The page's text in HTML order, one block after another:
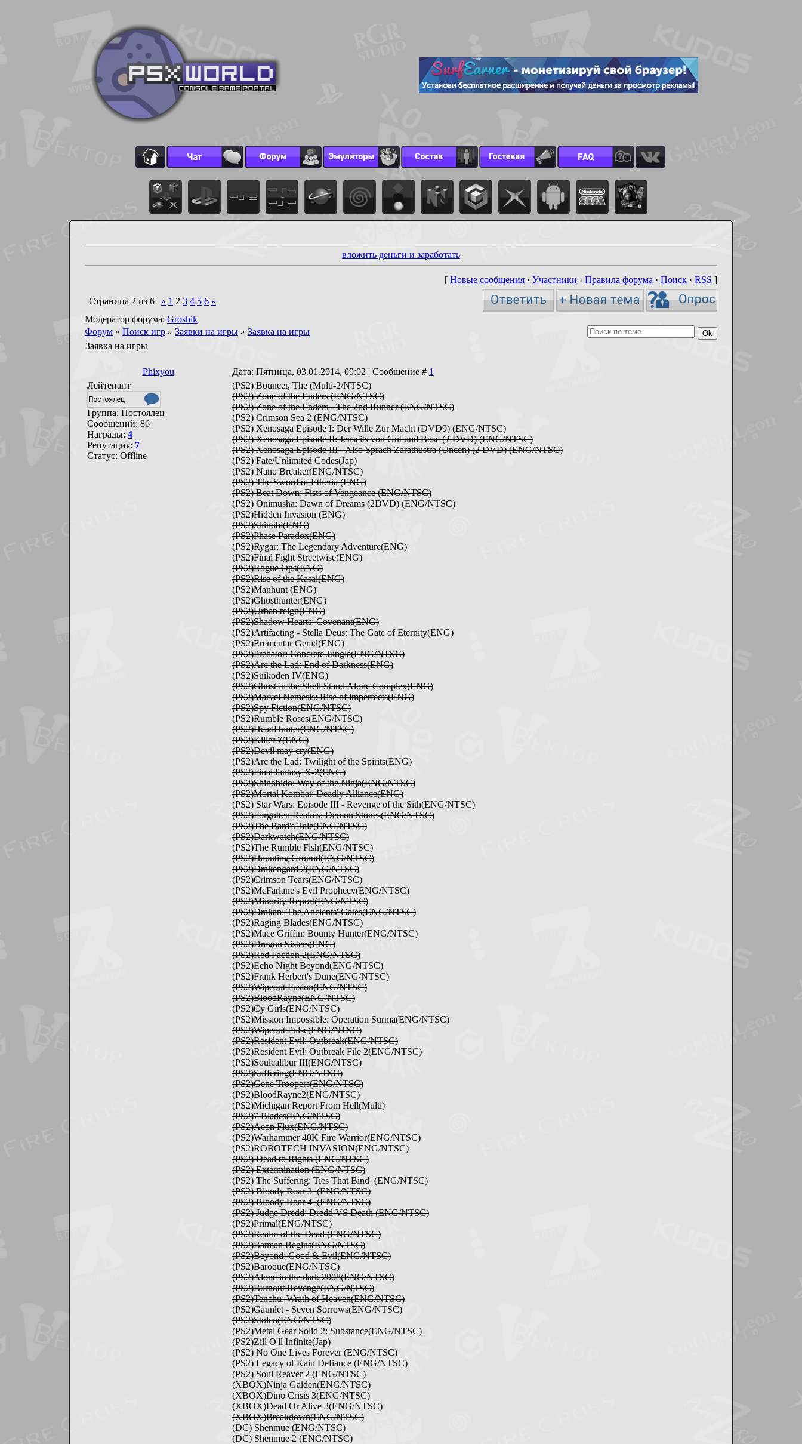
вложить деньги и заработать
[ Новые сообщения · Участники · Правила форума · Поиск · RSS ]
Страница 2 из 6 « 1 2 3 4 5 6 »
Модератор форума: Groshik
Форум » Поиск игр » Заявки на игры » Заявка на игры
Заявка на игры
Phixyou Дата: Пятница, 03.01.2014, 09:02 | Сообщение # 1
Лейтенант
Группа: Постоялец
Сообщений: 86
Награды: 4
Репутация: 7
Статус: Offline
(PS2) Bouncer, The (Multi-2/NTSC)
(PS2) Zone of the Enders (ENG/NTSC)
(PS2) Zone of the Enders - The 2nd Runner (ENG/NTSC)
(PS2) Crimson Sea 2 (ENG/NTSC)
(PS2) Xenosaga Episode I: Der Wille Zur Macht (DVD9) (ENG/NTSC)
(PS2) Xenosaga Episode II: Jenseits von Gut und Bose (2 DVD) (ENG/NTSC)
(PS2) Xenosaga Episode III - Also Sprach Zarathustra (Uncen) (2 DVD) (ENG/NTSC)
(PS2) Fate/Unlimited Codes(Jap)
(PS2) Nano Breaker(ENG/NTSC)
(PS2) The Sword of Etheria (ENG)
(PS2) Beat Down: Fists of Vengeance (ENG/NTSC)
(PS2) Onimusha: Dawn of Dreams (2DVD) (ENG/NTSC)
(PS2)Hidden Invasion (ENG)
(PS2)Shinobi(ENG)
(PS2)Phase Paradox(ENG)
(PS2)Rygar: The Legendary Adventure(ENG)
(PS2)Final Fight Streetwise(ENG)
(PS2)Rogue Ops(ENG)
(PS2)Rise of the Kasai(ENG)
(PS2)Manhunt (ENG)
(PS2)Ghosthunter(ENG)
(PS2)Urban reign(ENG)
(PS2)Shadow Hearts: Covenant(ENG)
(PS2)Artifacting - Stella Deus: The Gate of Eternity(ENG)
(PS2)Erementar Gerad(ENG)
(PS2)Predator: Concrete Jungle(ENG/NTSC)
(PS2)Arc the Lad: End of Darkness(ENG)
(PS2)Suikoden IV(ENG)
(PS2)Ghost in the Shell Stand Alone Complex(ENG)
(PS2)Marvel Nemesis: Rise of imperfects(ENG)
(PS2)Spy Fiction(ENG/NTSC)
(PS2)Rumble Roses(ENG/NTSC)
(PS2)HeadHunter(ENG/NTSC)
(PS2)Killer 7(ENG)
(PS2)Devil may cry(ENG)
(PS2)Arc the Lad: Twilight of the Spirits(ENG)
(PS2)Final fantasy X-2(ENG)
(PS2)Shinobido: Way of the Ninja(ENG/NTSC)
(PS2)Mortal Kombat: Deadly Alliance(ENG)
(PS2) Star Wars: Episode III - Revenge of the Sith(ENG/NTSC)
(PS2)Forgotten Realms: Demon Stones(ENG/NTSC)
(PS2)The Bard's Tale(ENG/NTSC)
(PS2)Darkwatch(ENG/NTSC)
(PS2)The Rumble Fish(ENG/NTSC)
(PS2)Haunting Ground(ENG/NTSC)
(PS2)Drakengard 2(ENG/NTSC)
(PS2)Crimson Tears(ENG/NTSC)
(PS2)McFarlane's Evil Prophecy(ENG/NTSC)
(PS2)Minority Report(ENG/NTSC)
(PS2)Drakan: The Ancients' Gates(ENG/NTSC)
(PS2)Raging Blades(ENG/NTSC)
(PS2)Mace Griffin: Bounty Hunter(ENG/NTSC)
(PS2)Dragon Sisters(ENG)
(PS2)Red Faction 2(ENG/NTSC)
(PS2)Echo Night Beyond(ENG/NTSC)
(PS2)Frank Herbert's Dune(ENG/NTSC)
(PS2)Wipeout Fusion(ENG/NTSC)
(PS2)BloodRayne(ENG/NTSC)
(PS2)Cy Girls(ENG/NTSC)
(PS2)Mission Impossible: Operation Surma(ENG/NTSC)
(PS2)Wipeout Pulse(ENG/NTSC)
(PS2)Resident Evil: Outbreak(ENG/NTSC)
(PS2)Resident Evil: Outbreak File 2(ENG/NTSC)
(PS2)Soulcalibur III(ENG/NTSC)
(PS2)Suffering(ENG/NTSC)
(PS2)Gene Troopers(ENG/NTSC)
(PS2)BloodRayne2(ENG/NTSC)
(PS2)Michigan Report From Hell(Multi)
(PS2)7 Blades(ENG/NTSC)
(PS2)Aeon Flux(ENG/NTSC)
(PS2)Warhammer 40K Fire Warrior(ENG/NTSC)
(PS2)ROBOTECH INVASION(ENG/NTSC)
(PS2) Dead to Rights (ENG/NTSC)
(PS2) Extermination (ENG/NTSC)
(PS2) The Suffering: Ties That Bind (ENG/NTSC)
(PS2) Bloody Roar 3 (ENG/NTSC)
(PS2) Bloody Roar 4 (ENG/NTSC)
(PS2) Judge Dredd: Dredd VS Death (ENG/NTSC)
(PS2)Primal(ENG/NTSC)
(PS2)Realm of the Dead (ENG/NTSC)
(PS2)Batman Begins(ENG/NTSC)
(PS2)Beyond: Good & Evil(ENG/NTSC)
(PS2)Baroque(ENG/NTSC)
(PS2)Alone in the dark 2008(ENG/NTSC)
(PS2)Burnout Revenge(ENG/NTSC)
(PS2)Tenchu: Wrath of Heaven(ENG/NTSC)
(PS2)Gaunlet - Seven Sorrows(ENG/NTSC)
(PS2)Stolen(ENG/NTSC)
(PS2)Metal Gear Solid 2: Substance(ENG/NTSC)
(PS2)Zill O'll Infinite(Jap)
(PS2) No One Lives Forever (ENG/NTSC)
(PS2) Legacy of Kain Defiance (ENG/NTSC)
(PS2) Soul Reaver 2 (ENG/NTSC)
(XBOX)Ninja Gaiden(ENG/NTSC)
(XBOX)Dino Crisis 3(ENG/NTSC)
(XBOX)Dead Or Alive 3(ENG/NTSC)
(XBOX)Breakdown(ENG/NTSC)
(DC) Shenmue (ENG/NTSC)
(DC) Shenmue 2 (ENG/NTSC)